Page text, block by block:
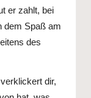
er zahlt, bei
dem Spaß am
des
dir,